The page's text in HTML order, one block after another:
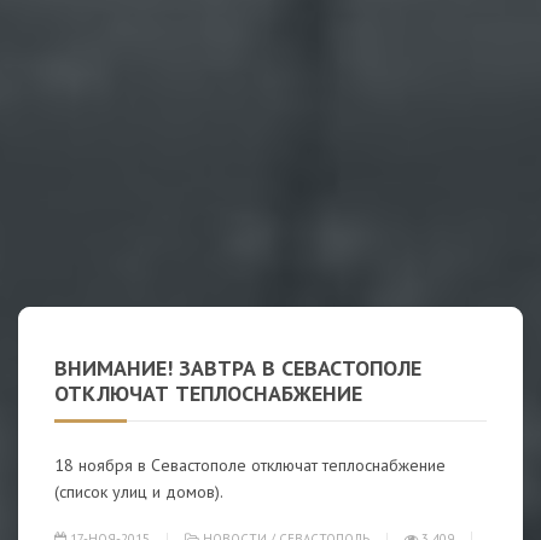
ВНИМАНИЕ! ЗАВТРА В СЕВАСТОПОЛЕ
ОТКЛЮЧАТ ТЕПЛОСНАБЖЕНИЕ
18 ноября в Севастополе отключат теплоснабжение
(список улиц и домов).